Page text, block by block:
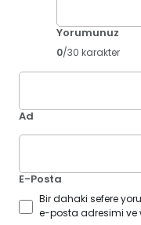
Yorumunuz
0/30 karakter
Ad
E-Posta
Bir dahaki sefere
e-posta adresimi ve